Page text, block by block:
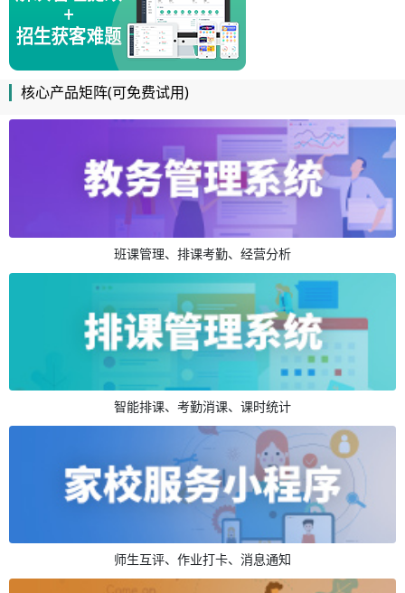
核心产品矩阵(可免费试用)
班课管理、排课考勤、经营分析
智能排课、考勤消课、课时统计
师生互评、作业打卡、消息通知